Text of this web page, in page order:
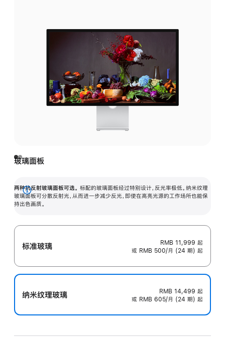
玻璃面板
两种抗反射玻璃面板可选。 标配的玻璃面板经过特别设计，反光率极低。纳米纹理
玻璃面板可分散反射光，从而进一步减少反光，即使在高亮光源的工作场所也能保
持出色画质。
展
开
标准玻璃 RMB 11,999 起
或 RMB 500/月 (24 期) 起
纳米纹理玻璃 RMB 14,499 起
或 RMB 605/月 (24 期) 起